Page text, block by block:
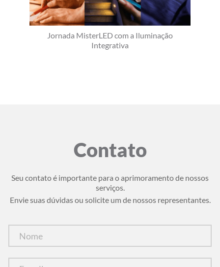
Jornada MisterLED com a Iluminação
Integrativa
Contato
Seu contato é importante para o aprimoramento de nossos
serviços.
Envie suas dúvidas ou solicite um de nossos representantes.